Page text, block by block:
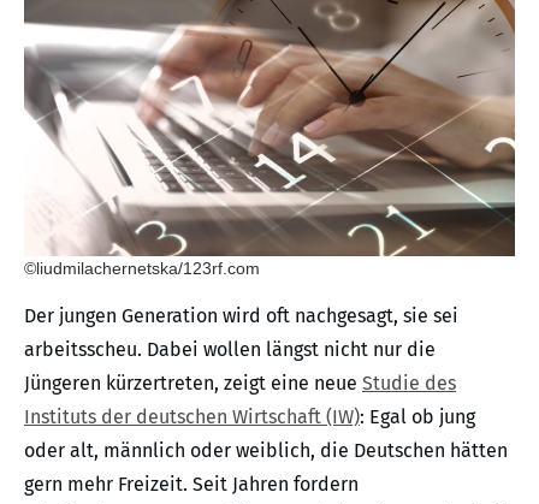
©liudmilachernetska/123rf.com
Der jungen Generation wird oft nachgesagt, sie sei
arbeitsscheu. Dabei wollen längst nicht nur die
Jüngeren kürzertreten, zeigt eine neue Studie des
Instituts der deutschen Wirtschaft (IW): Egal ob jung
oder alt, männlich oder weiblich, die Deutschen hätten
gern mehr Freizeit. Seit Jahren fordern